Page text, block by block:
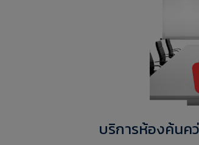
บริการห้องค้นค